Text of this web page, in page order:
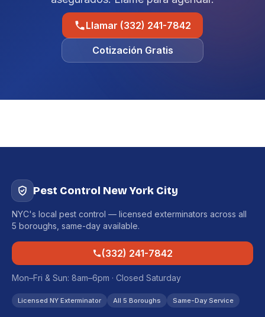
Llamar (332) 241-7842
Cotización Gratis
Pest Control New York City
NYC's local pest control — licensed exterminators across all
5 boroughs, same-day available.
(332) 241-7842
Mon–Fri & Sun: 8am–6pm · Closed Saturday
Licensed NY Exterminator All 5 Boroughs Same-Day Service